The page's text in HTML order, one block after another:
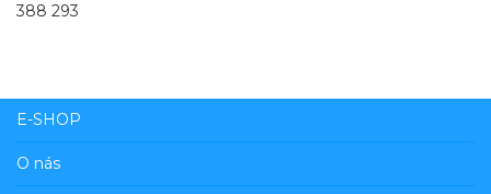
388 293
E-SHOP
O nás